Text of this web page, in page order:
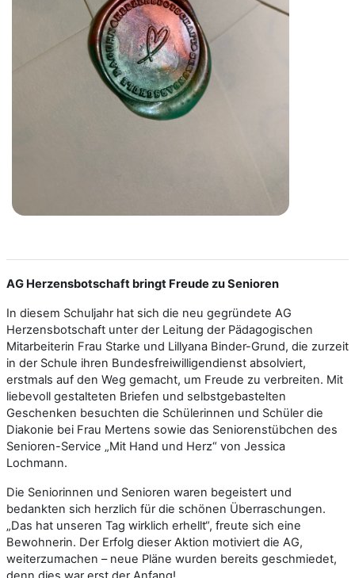
AG Herzensbotschaft bringt Freude zu Senioren
In diesem Schuljahr hat sich die neu gegründete AG
Herzensbotschaft unter der Leitung der Pädagogischen
Mitarbeiterin Frau Starke und Lillyana Binder-Grund, die zurzeit
in der Schule ihren Bundesfreiwilligendienst absolviert,
erstmals auf den Weg gemacht, um Freude zu verbreiten. Mit
liebevoll gestalteten Briefen und selbstgebastelten
Geschenken besuchten die Schülerinnen und Schüler die
Diakonie bei Frau Mertens sowie das Seniorenstübchen des
Senioren-Service „Mit Hand und Herz“ von Jessica
Lochmann.
Die Seniorinnen und Senioren waren begeistert und
bedankten sich herzlich für die schönen Überraschungen.
„Das hat unseren Tag wirklich erhellt“, freute sich eine
Bewohnerin. Der Erfolg dieser Aktion motiviert die AG,
weiterzumachen – neue Pläne wurden bereits geschmiedet,